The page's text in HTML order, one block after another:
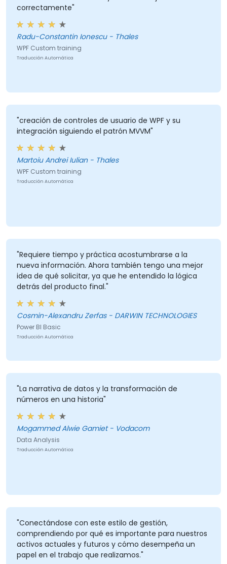
correctamente"
Radu-Constantin Ionescu - Thales
WPF Custom training
Traducción Automática
"creación de controles de usuario de WPF y su
integración siguiendo el patrón MVVM"
Martoiu Andrei Iulian - Thales
WPF Custom training
Traducción Automática
"Requiere tiempo y práctica acostumbrarse a la
nueva información. Ahora también tengo una mejor
idea de qué solicitar, ya que he entendido la lógica
detrás del producto final."
Cosmin-Alexandru Zerfas - DARWIN TECHNOLOGIES
Power BI Basic
Traducción Automática
"La narrativa de datos y la transformación de
números en una historia"
Mogammed Alwie Gamiet - Vodacom
Data Analysis
Traducción Automática
"Conectándose con este estilo de gestión,
comprendiendo por qué es importante para nuestros
activos actuales y futuros y cómo desempeña un
papel en el trabajo que realizamos."